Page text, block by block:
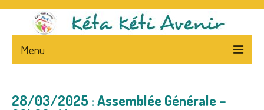
Menu
L’ASSOCIATION
28/03/2025 : Assemblée Générale –